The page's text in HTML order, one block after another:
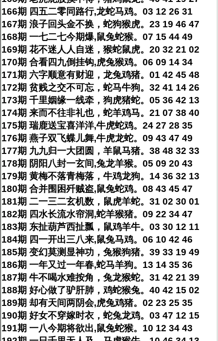
166期 四五二零同路行,龙蛇马鸡。03 12 26 31
167期 浪子回头金不换，蛇狗猴虎。23 19 46 47
168期 一七二七今期爆,鼠兔蛇猴。07 15 44 49
169期 花不迷人人自迷，猴蛇鼠虎。20 32 21 02
170期 合看四九倒挂钩,虎兔猴鸡。06 09 14 34
171期 六字顺意有财迎，龙兔鸡猪。01 42 45 48
172期 贫贱之交不可忘，蛇马牛狗。32 41 14 26
173期 千里姻缘一线牵，狗虎猪蛇。05 36 42 13
174期 来而不往非礼也，蛇羊鸡马。21 07 38 40
175期 瑞鹿送宝喜洋洋,牛虎蛇鸡。24 27 28 35
176期 燕子双飞蝶儿舞,牛虎龙蛇。09 43 47 49
177期 九九归一大团圆，羊鼠马猪。38 48 32 33
178期 阴阳八封一玄间,兔龙羊猴。05 09 20 43
179期 黄梅不落青梅落，牛鸡龙狗。14 36 32 13
180期 合并围困歼贼盗,鼠兔蛇鸡。08 43 45 47
181期 二一三二玄机数，鼠虎羊蛇。31 02 30 01
182期 四水长流水帘洞,蛇羊猴猪。09 22 34 47
183期 东扯葫芦西扯瓢，鼠鸡羊牛。03 30 12 11
184期 四一开出三八来,鼠兔马鸡。06 10 42 46
185期 变幻莫测显神功，兔猴狗猪。39 33 19 49
186期 一年又过一年春,蛇马羊狗。13 14 35 36
187期 牛不喝水难按角，兔龙猴蛇。31 42 21 39
188期 好心做了驴肝肺，鸡蛇猴兔。40 42 15 02
189期 却有天间两阴会,虎兔鸡猪。02 23 25 35
190期 好女不穿嫁时衣，蛇兔龙鸡。03 47 12 15
191期 一八今期将欲出,鼠兔蛇猴。10 12 34 43